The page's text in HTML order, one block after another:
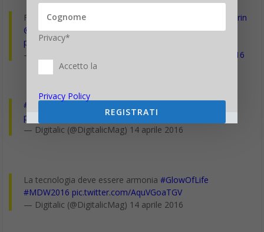
Fabio Capocchi di
@framarin
@DigitalicMag #design #MDW2016 #GlowOfLife
pic.twitter.com/bDKyXnNqlS
— Manuela Lavezzari (@ManuelaLavezzar)
14 aprile 2016
#GlowOfLife la vita prende forma
pic.twitter.com/sbvJTjztoR
— Digitalic (@DigitalicMag) 14 aprile 2016
La tecnologia deve essere armonia #GlowOfLife
#MDW2016 pic.twitter.com/AquVGoaTGV
— Digitalic (@DigitalicMag) 14 aprile 2016
Privacy*
Accetto la
Privacy Policy
REGISTRATI